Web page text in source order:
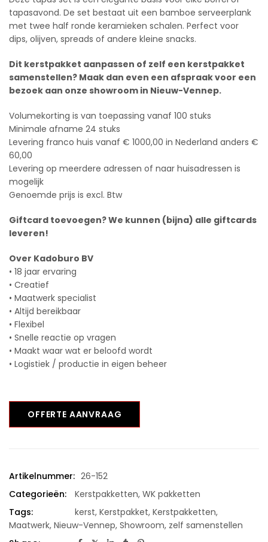
tapasavond. De set bestaat uit een bamboe serveerplank
met twee half ronde keramieken schalen. Perfect voor
dips, olijven, spreads of andere kleine snacks.
Dit kerstpakket aanpassen of zelf een kerstpakket
samenstellen? Maak dan even een afspraak voor een
bezoek aan onze showroom in Nieuw-Vennep.
Volumekorting is van toepassing vanaf 100 stuks
Minimale afname 24 stuks
Levering franco huis vanaf € 1000,00 in Nederland anders €
60,00
Levering op meerdere adressen of naar huisadressen is
mogelijk
Genoemde prijs is excl. Btw
Giftcard toevoegen? We kunnen (bijna) alle giftcards
leveren!
Over Kadoburo BV
• 18 jaar ervaring
• Creatief
• Maatwerk specialist
• Altijd bereikbaar
• Flexibel
• Snelle reactie op vragen
• Maakt waar wat er beloofd wordt
• Logistiek / productie in eigen beheer
OFFERTE AANVRAAG
Artikelnummer: 26-152
Categorieën:
Kerstpakketten, WK pakketten
Tags:
kerst, Kerstpakket, Kerstpakketten,
Maatwerk, Nieuw-Vennep, Showroom, zelf samenstellen